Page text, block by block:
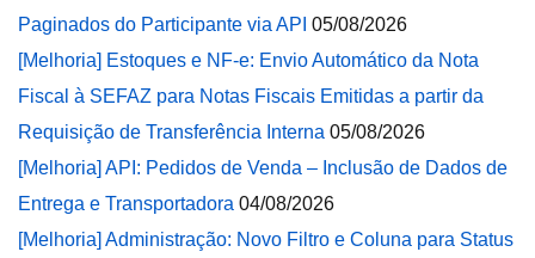
Paginados do Participante via API 05/08/2026
[Melhoria] Estoques e NF-e: Envio Automático da Nota
Fiscal à SEFAZ para Notas Fiscais Emitidas a partir da
Requisição de Transferência Interna 05/08/2026
[Melhoria] API: Pedidos de Venda – Inclusão de Dados de
Entrega e Transportadora 04/08/2026
[Melhoria] Administração: Novo Filtro e Coluna para Status